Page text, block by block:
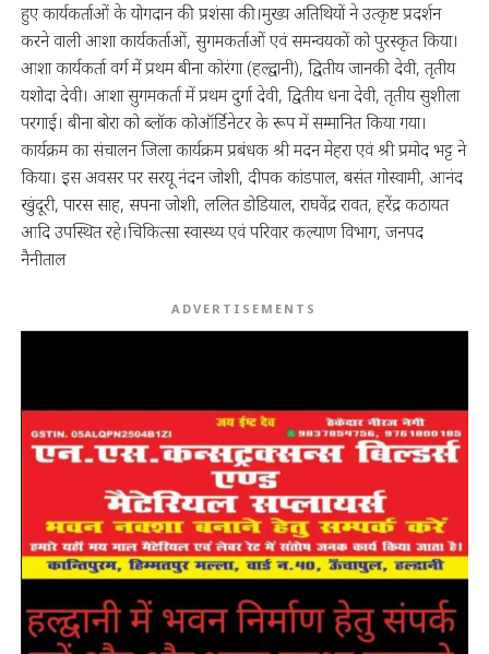
हुए कार्यकर्ताओं के योगदान की प्रशंसा की।मुख्य अतिथियों ने उत्कृष्ट प्रदर्शन
करने वाली आशा कार्यकर्ताओं, सुगमकर्ताओं एवं समन्वयकों को पुरस्कृत किया।
आशा कार्यकर्ता वर्ग में प्रथम बीना कोरंगा (हल्द्वानी), द्वितीय जानकी देवी, तृतीय
यशोदा देवी। आशा सुगमकर्ता में प्रथम दुर्गा देवी, द्वितीय धना देवी, तृतीय सुशीला
परगाई। बीना बोरा को ब्लॉक कोऑर्डिनेटर के रूप में सम्मानित किया गया।
कार्यक्रम का संचालन जिला कार्यक्रम प्रबंधक श्री मदन मेहरा एवं श्री प्रमोद भट्ट ने
किया। इस अवसर पर सरयू नंदन जोशी, दीपक कांडपाल, बसंत गोस्वामी, आनंद
खुंदूरी, पारस साह, सपना जोशी, ललित डोडियाल, राघवेंद्र रावत, हरेंद्र कठायत
आदि उपस्थित रहे।चिकित्सा स्वास्थ्य एवं परिवार कल्याण विभाग, जनपद
नैनीताल
ADVERTISEMENTS